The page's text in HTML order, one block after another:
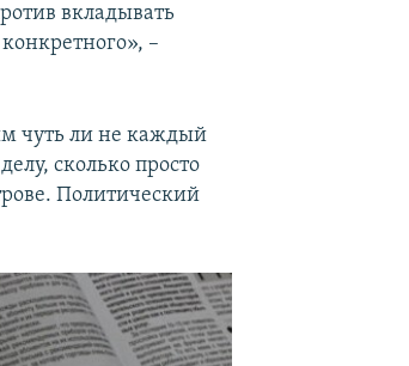
вкладывать
–
чуть ли не каждый
сколько просто
Политический